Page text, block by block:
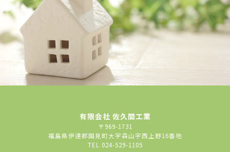
有限会社 佐久間工業
〒969-1731
福島県伊達郡国見町大字森山字西上野16番地
TEL 024-529-1105